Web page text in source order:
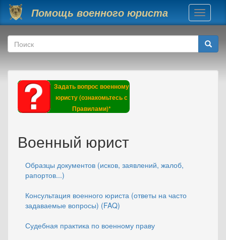
Перейти к основному содержанию
Помощь военного юриста
Toggle
Форма поиска
Поиск
Задать вопрос военному
юристу (ознакомьтесь с
Правилами)*
Военный юрист
Образцы документов (исков, заявлений, жалоб,
рапортов...)
Консультация военного юриста (ответы на часто
задаваемые вопросы) (FAQ)
Судебная практика по военному праву